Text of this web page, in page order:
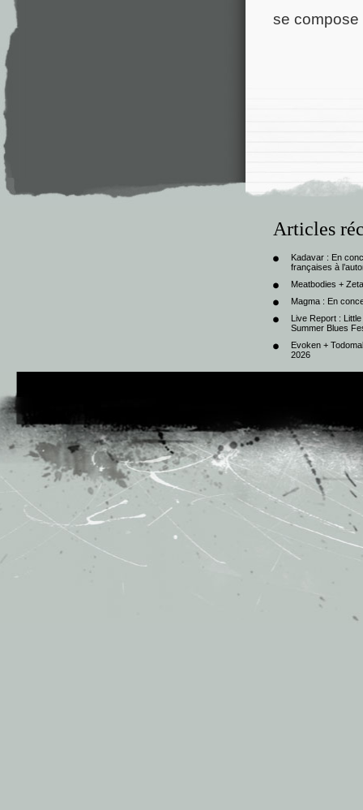
se
Articles
Kadavar : En
françaises à
Meatbodies +
Magma : En
Live Report :
Summer Blues
Evoken +
2026